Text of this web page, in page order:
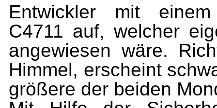
Entwickler mit einem
C4711 auf, welcher
angewiesen wäre.
Himmel, erscheint
größere der beiden